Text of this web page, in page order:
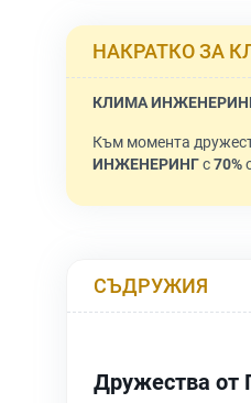
НАКРАТКО ЗА
КЛИМА
Към момента
ИНЖЕНЕРИНГс70%
СЪДРУЖИЯ
Дружества от